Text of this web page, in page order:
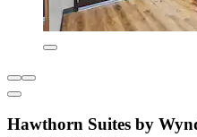
Hawthorn Suites by